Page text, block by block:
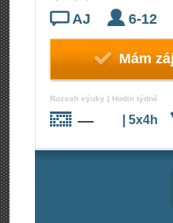
AJ 6-12
Mám
Rozsah výuky | Hodin týdně
— | 5x4h